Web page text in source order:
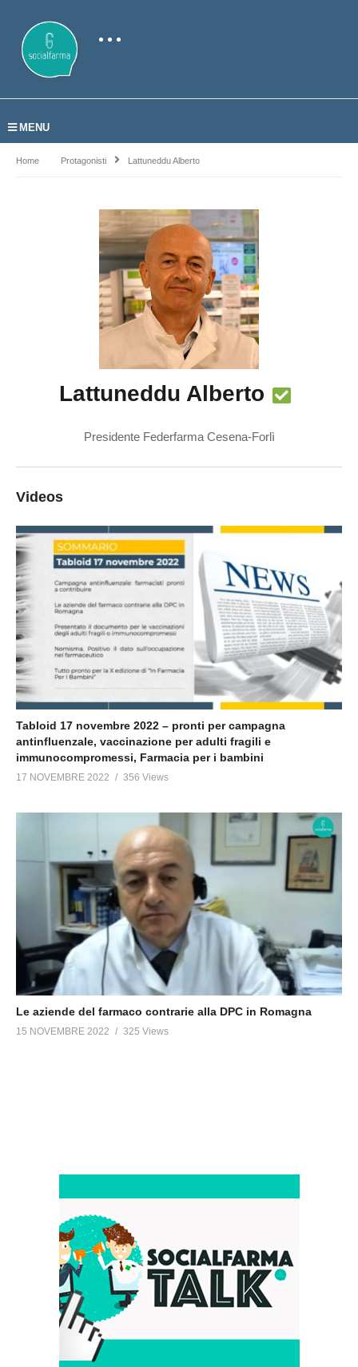
MENU
Home Protagonisti Lattuneddu Alberto
Lattuneddu Alberto
Presidente Federfarma Cesena-Forlì
Videos
Tabloid 17 novembre 2022 – pronti per campagna
antinfluenzale, vaccinazione per adulti fragili e
immunocompromessi, Farmacia per i bambini
17 NOVEMBRE 2022 356 Views
Le aziende del farmaco contrarie alla DPC in Romagna
15 NOVEMBRE 2022 325 Views